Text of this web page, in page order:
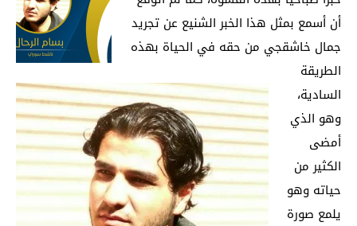
أن أسمع بمثل هذا الخبر الشنيع عن تجريد
جمال خاشقجي من حقه في الحياة بهذه
الطريقة
السادية،
وهو الذي
أمضى
الكثير من
حياته وهو
يلمع صورة